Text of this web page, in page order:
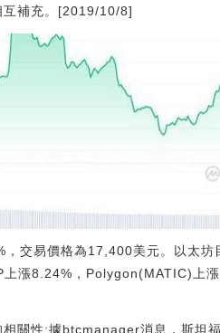
互補充。[2019/10/8]
交易價格為17,400美元。以太坊
漲8.24%，Polygon(MATIC)上
關性:據btcmanager消息，斯坦